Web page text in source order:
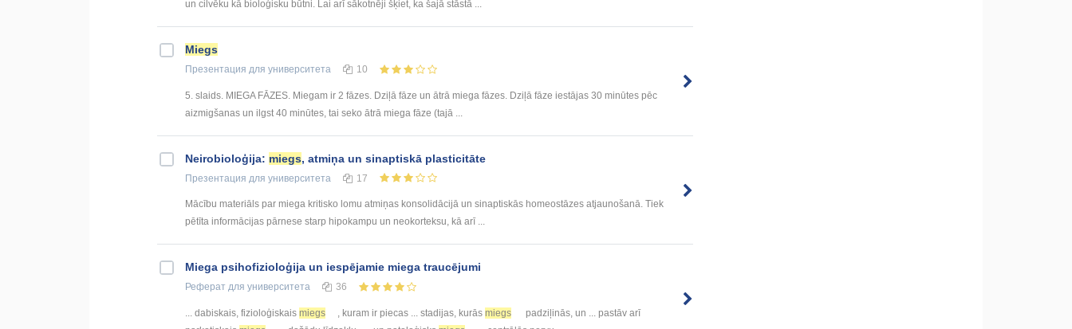
un cilvēku kā bioloģisku būtni. Lai arī sākotnēji šķiet, ka šajā stāstā ...
Miegs
Презентация для университета 10
5. slaids. MIEGA FĀZES. Miegam ir 2 fāzes. Dziļā fāze un ātrā miega fāzes. Dziļā fāze iestājas 30 minūtes pēc
aizmigšanas un ilgst 40 minūtes, tai seko ātrā miega fāze (tajā ...
Neirobioloģija: miegs, atmiņa un sinaptiskā plasticitāte
Презентация для университета 17
Mācību materiāls par miega kritisko lomu atmiņas konsolidācijā un sinaptiskās homeostāzes atjaunošanā. Tiek
pētīta informācijas pārnese starp hipokampu un neokorteksu, kā arī ...
Miega psihofizioloģija un iespējamie miega traucējumi
Реферат для университета 36
... dabiskais, fizioloģiskais miegs , kuram ir piecas ... stadijas, kurās miegs
padziļinās, un ... pastāv arī